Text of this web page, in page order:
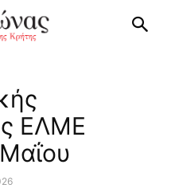
ΕΛΜΕ